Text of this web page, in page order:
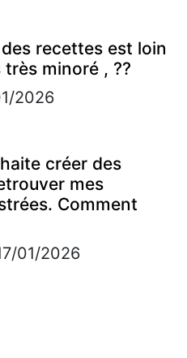
recettes est loin
minoré , ??
2026
créer des
mes
Comment
01/2026